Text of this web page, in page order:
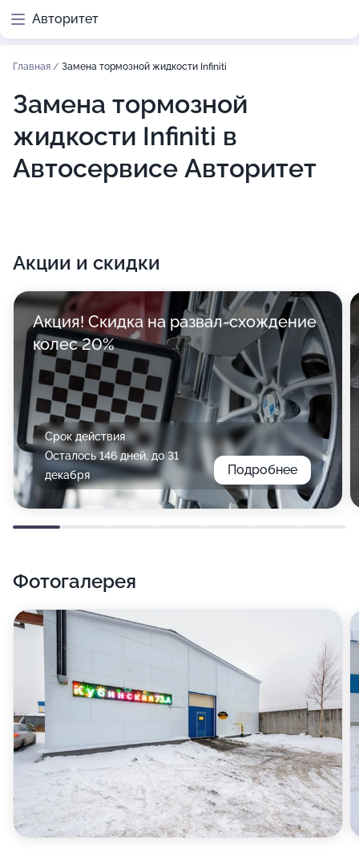
Авторитет
Главная / Замена тормозной жидкости Infiniti
Замена тормозной
жидкости Infiniti в
Автосервисе Авторитет
Акции и скидки
Акция! Скидка на развал-схождение
колес 20%
Срок действия
Осталось 146 дней, до 31
декабря
Подробнее
Фотогалерея